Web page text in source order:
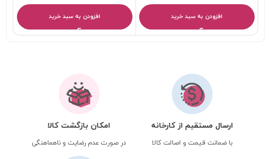
افزودن به سبد خرید افزودن به سبد خرید
ارسال مستقیم از کارخانه
با ضمانت قیمت و اصالت کالا
امکان بازگشت کالا
در صورت عدم رضایت و ناهماهنگی